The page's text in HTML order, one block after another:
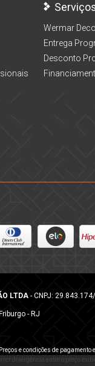
Wermar
Entrega
Desconto
LTDA - CNPJ:
- RJ
Preços e condições de
divergência entre o preço